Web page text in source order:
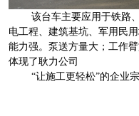
该台车主要应用于铁路
电工程、建筑基坑、军用民
能力强。泵送方量大；工作
体现了耿力公司
“让施工更轻松”的企业宗